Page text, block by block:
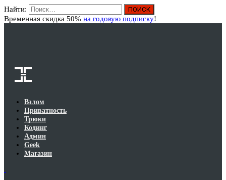
Найти:
Временная скидка 50% на годовую подписку!
Взлом
Приватность
Трюки
Кодинг
Админ
Geek
Магазин